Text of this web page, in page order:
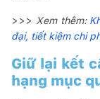
>>> Xem thêm:
đại, tiết kiệm chi
Giữ lại kết
hạng mục